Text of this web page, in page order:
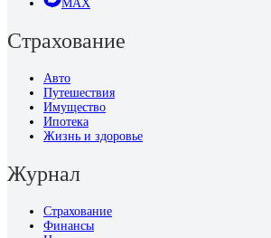
MAX
Страхование
Авто
Путешествия
Имущество
Ипотека
Жизнь и здоровье
Журнал
Страхование
Финансы